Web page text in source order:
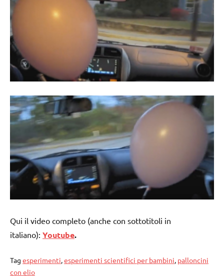
Qui il video completo (anche con sottotitoli in
italiano): Youtube.
Tag esperimenti,esperimenti scientifici per bambini, palloncini
con elio